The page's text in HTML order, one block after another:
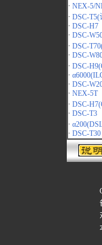
· NEX-5/
· DSC-
· DSC-H7
· DSC-
· DSC-
· DSC-
· DSC-
·
· DSC-
· NEX-5T
· DSC-
· DSC-T3
·
· DSC-T30